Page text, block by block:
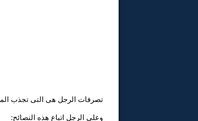
تصرفات الرجل هى التى تجذب
وعلى الرجل اتباع هذه النصائح: